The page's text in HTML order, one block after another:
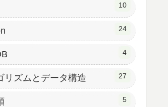
10
24
4
リズムとデータ構造 27
5